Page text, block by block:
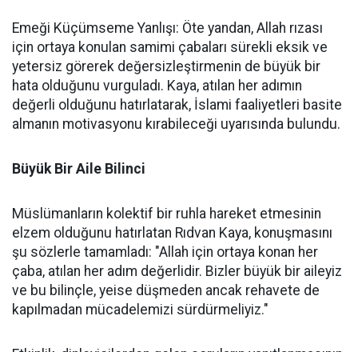
Emeği Küçümseme Yanlışı: Öte yandan, Allah rızası
için ortaya konulan samimi çabaları sürekli eksik ve
yetersiz görerek değersizleştirmenin de büyük bir
hata olduğunu vurguladı. Kaya, atılan her adımın
değerli olduğunu hatırlatarak, İslami faaliyetleri basite
almanın motivasyonu kırabileceği uyarısında bulundu.
Büyük Bir Aile Bilinci
Müslümanların kolektif bir ruhla hareket etmesinin
elzem olduğunu hatırlatan Rıdvan Kaya, konuşmasını
şu sözlerle tamamladı: "Allah için ortaya konan her
çaba, atılan her adım değerlidir. Bizler büyük bir aileyiz
ve bu bilinçle, yeise düşmeden ancak rehavete de
kapılmadan mücadelemizi sürdürmeliyiz."